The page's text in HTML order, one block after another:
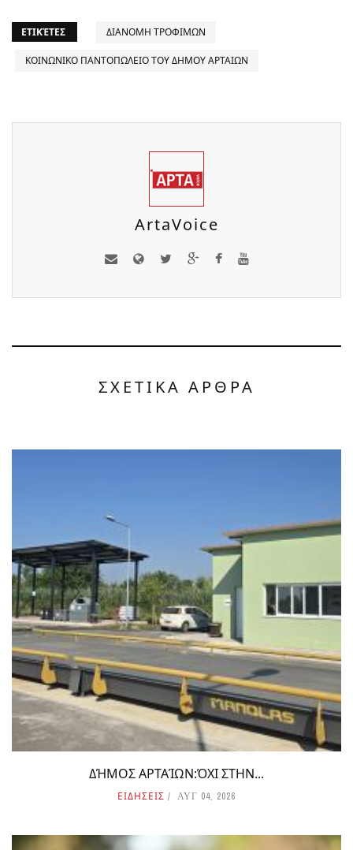
ΕΤΙΚΈΤΕΣ ΔΙΑΝΟΜΗ ΤΡΟΦΙΜΩΝ
ΚΟΙΝΩΝΙΚΟ ΠΑΝΤΟΠΩΛΕΙΟ ΤΟΥ ΔΗΜΟΥ ΑΡΤΑΙΩΝ
ArtaVoice
ΣΧΕΤΙΚΑ ΑΡΘΡΑ
ΔΉΜΟΣ ΑΡΤΑΊΩΝ:ΌΧΙ ΣΤΗΝ...
ΕΙΔΗΣΕΙΣ ΑΥΓ 04, 2026